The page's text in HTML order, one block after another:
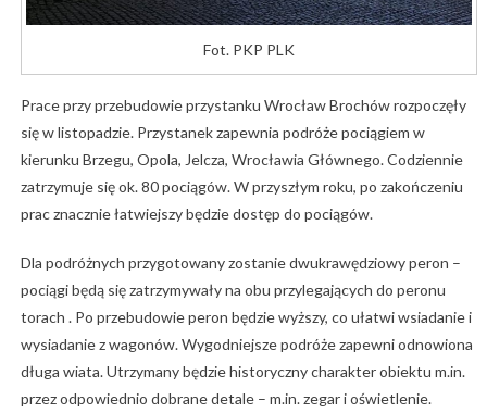
Fot. PKP PLK
Prace przy przebudowie przystanku Wrocław Brochów rozpoczęły
się w listopadzie. Przystanek zapewnia podróże pociągiem w
kierunku Brzegu, Opola, Jelcza, Wrocławia Głównego. Codziennie
zatrzymuje się ok. 80 pociągów. W przyszłym roku, po zakończeniu
prac znacznie łatwiejszy będzie dostęp do pociągów.
Dla podróżnych przygotowany zostanie dwukrawędziowy peron –
pociągi będą się zatrzymywały na obu przylegających do peronu
torach . Po przebudowie peron będzie wyższy, co ułatwi wsiadanie i
wysiadanie z wagonów. Wygodniejsze podróże zapewni odnowiona
długa wiata. Utrzymany będzie historyczny charakter obiektu m.in.
przez odpowiednio dobrane detale – m.in. zegar i oświetlenie.